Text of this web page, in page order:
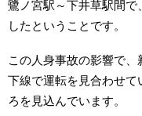
鷺ノ宮駅～下井草駅間
したということです。
この人身事故の影響で
下線で運転を見合わせて
ろを見込んでいます。